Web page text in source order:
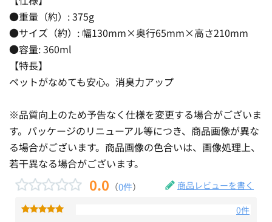
●重量（約）: 375g
●サイズ（約）: 幅130mm×奥行65mm×高さ210mm
●容量: 360ml
【特長】
ペットがなめても安心。消臭力アップ
※品質向上のため予告なく仕様を変更する場合がございま
す。パッケージのリニューアル等につき、商品画像が異な
る場合がございます。商品画像の色合いは、画像処理上、
若干異なる場合がございます。
0.0 （0件） 商品レビューを書く
0件